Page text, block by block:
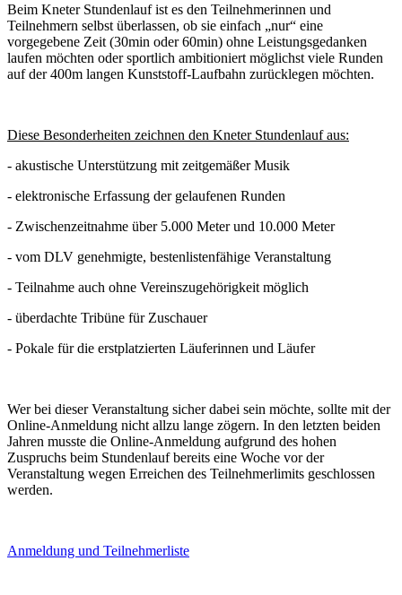
Beim Kneter Stundenlauf ist es den Teilnehmerinnen und
Teilnehmern selbst überlassen, ob sie einfach „nur“ eine
vorgegebene Zeit (30min oder 60min) ohne Leistungsgedanken
laufen möchten oder sportlich ambitioniert möglichst viele Runden
auf der 400m langen Kunststoff-Laufbahn zurücklegen möchten.
Diese Besonderheiten zeichnen den Kneter Stundenlauf aus:
- akustische Unterstützung mit zeitgemäßer Musik
- elektronische Erfassung der gelaufenen Runden
- Zwischenzeitnahme über 5.000 Meter und 10.000 Meter
- vom DLV genehmigte, bestenlistenfähige Veranstaltung
- Teilnahme auch ohne Vereinszugehörigkeit möglich
- überdachte Tribüne für Zuschauer
- Pokale für die erstplatzierten Läuferinnen und Läufer
Wer bei dieser Veranstaltung sicher dabei sein möchte, sollte mit der
Online-Anmeldung nicht allzu lange zögern. In den letzten beiden
Jahren musste die Online-Anmeldung aufgrund des hohen
Zuspruchs beim Stundenlauf bereits eine Woche vor der
Veranstaltung wegen Erreichen des Teilnehmerlimits geschlossen
werden.
Anmeldung und Teilnehmerliste